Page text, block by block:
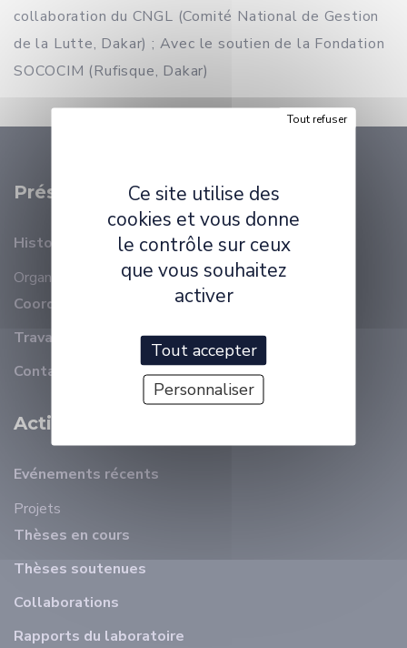
collaboration du CNGL (Comité National de Gestion
de la Lutte, Dakar) ; Avec le soutien de la Fondation
SOCOCIM (Rufisque, Dakar)
Présentation
Histoire
Organisation
Membres
Coordonnées
Travailler à ELLIADD
Contact
Activité Scientifique
Evénements récents
Projets
Thèses en cours
Thèses soutenues
Collaborations
Rapports du laboratoire
Ce site utilise des
cookies et vous donne
le contrôle sur ceux
que vous souhaitez
activer
Tout accepter
Tout refuser
Personnaliser